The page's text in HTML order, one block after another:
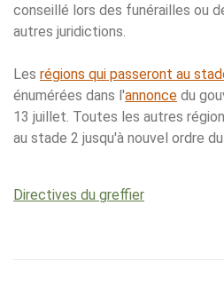
conseillé lors des funérailles ou
autres juridictions.
Les régions qui passeront au
énumérées dans l'annonce du
13 juillet. Toutes les autres
au stade 2 jusqu'à nouvel ordre
Directives du greffier